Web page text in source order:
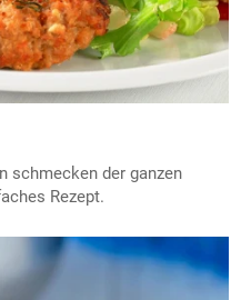
schmecken der ganzen
Rezept.